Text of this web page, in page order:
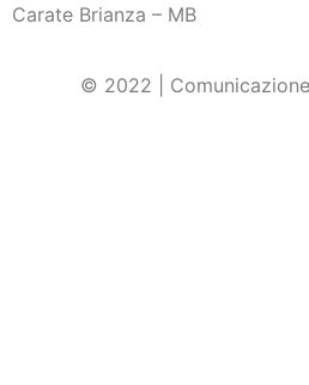
Carate Brianza – MB
© 2022 |